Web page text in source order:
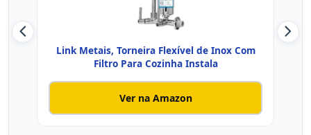
Link Metais, Torneira Flexível de Inox Com
Filtro Para Cozinha Instala
Ver na Amazon